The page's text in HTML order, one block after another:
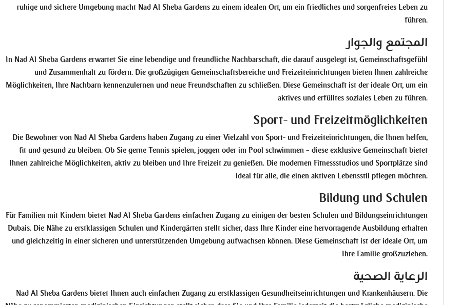
ruhige und sichere Umgebung macht Nad Al Sheba Gardens zu einem idealen Ort, um ein friedliches und sorgenfreies Leben zu
führen.
المجتمع والجوار
In Nad Al Sheba Gardens erwartet Sie eine lebendige und freundliche Nachbarschaft, die darauf ausgelegt ist, Gemeinschaftsgefühl
und Zusammenhalt zu fördern. Die großzügigen Gemeinschaftsbereiche und Freizeiteinrichtungen bieten Ihnen zahlreiche
Möglichkeiten, Ihre Nachbarn kennenzulernen und neue Freundschaften zu schließen. Diese Gemeinschaft ist der ideale Ort, um ein
aktives und erfülltes soziales Leben zu führen.
Sport- und Freizeitmöglichkeiten
Die Bewohner von Nad Al Sheba Gardens haben Zugang zu einer Vielzahl von Sport- und Freizeiteinrichtungen, die Ihnen helfen,
fit und gesund zu bleiben. Ob Sie gerne Tennis spielen, joggen oder im Pool schwimmen – diese exklusive Gemeinschaft bietet
Ihnen zahlreiche Möglichkeiten, aktiv zu bleiben und Ihre Freizeit zu genießen. Die modernen Fitnessstudios und Sportplätze sind
ideal für alle, die einen aktiven Lebensstil pflegen möchten.
Bildung und Schulen
Für Familien mit Kindern bietet Nad Al Sheba Gardens einfachen Zugang zu einigen der besten Schulen und Bildungseinrichtungen
Dubais. Die Nähe zu erstklassigen Schulen und Kindergärten stellt sicher, dass Ihre Kinder eine hervorragende Ausbildung erhalten
und gleichzeitig in einer sicheren und unterstützenden Umgebung aufwachsen können. Diese Gemeinschaft ist der ideale Ort, um
Ihre Familie großzuziehen.
الرعاية الصحية
Nad Al Sheba Gardens bietet Ihnen auch einfachen Zugang zu erstklassigen Gesundheitseinrichtungen und Krankenhäusern. Die